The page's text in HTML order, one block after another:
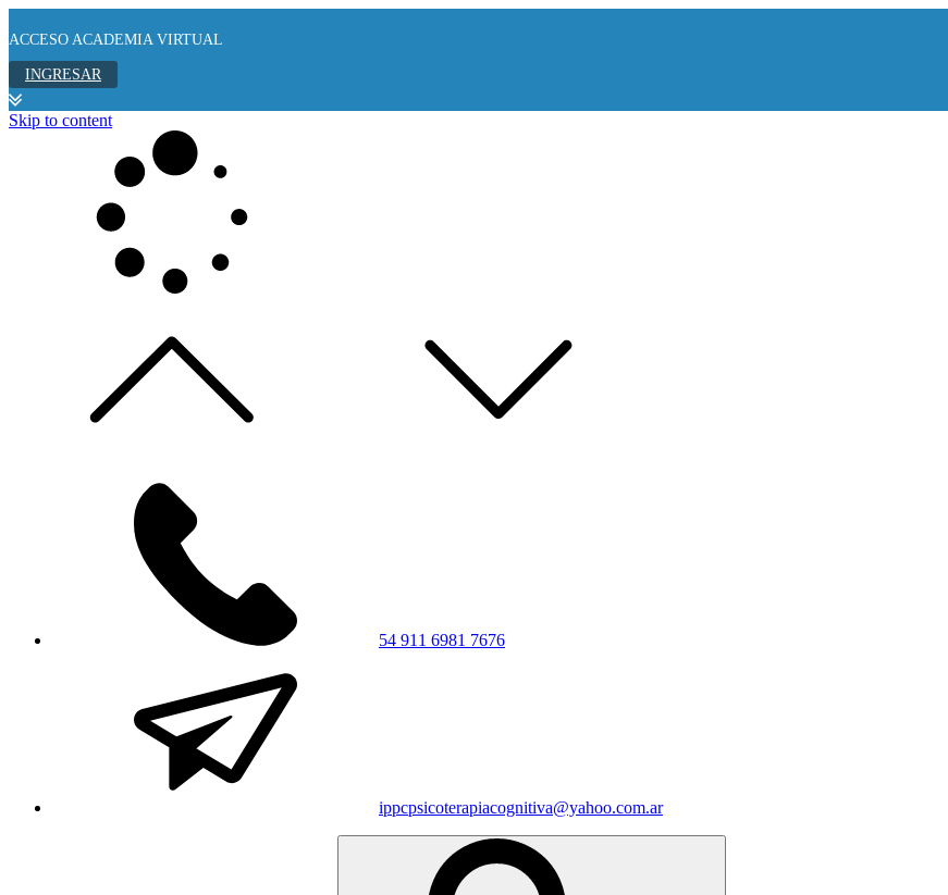
ACCESO ACADEMIA VIRTUAL
INGRESAR
Skip to content
54 911 6981 7676
ippcpsicoterapiacognitiva@yahoo.com.ar